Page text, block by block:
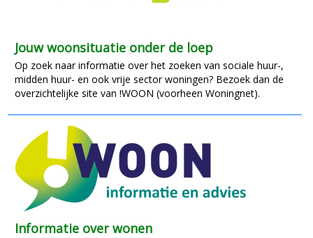
Jouw woonsituatie onder de loep
Op zoek naar informatie over het zoeken van sociale huur-,
midden huur- en ook vrije sector woningen? Bezoek dan de
overzichtelijke site van !WOON (voorheen Woningnet).
Informatie over wonen